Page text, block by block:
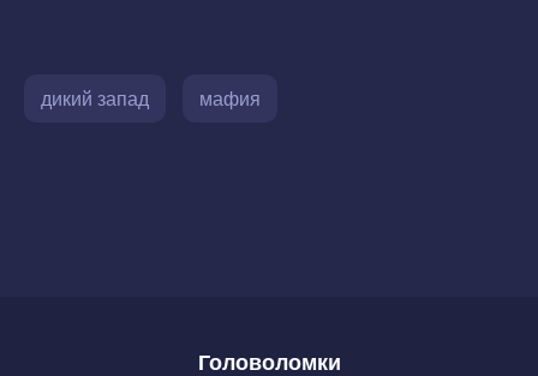
дикий запад мафия
Головоломки